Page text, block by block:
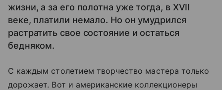
жизни, а за его полотна уже тогда, в XVII
веке, платили немало. Но он умудрился
растратить свое состояние и остаться
бедняком.
C каждым столетием творчество мастера только
дорожает. Вот и американские коллекционеры